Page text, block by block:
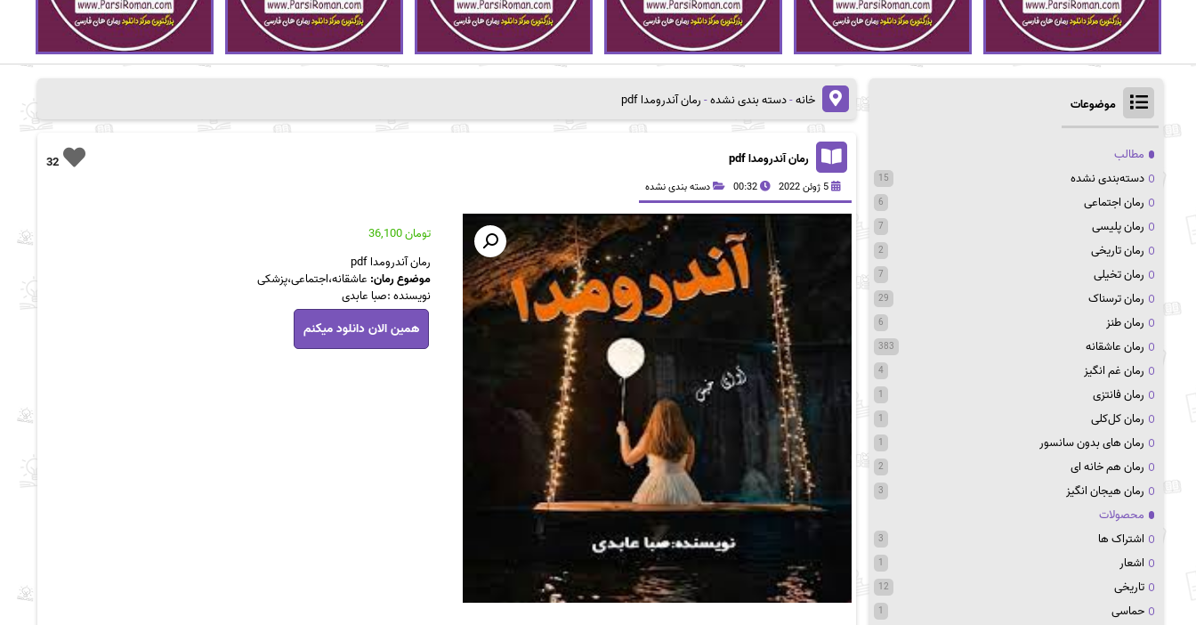
خانه-دسته بندی نشده-رمان آندرومدا pdf
32 رمان آندرومدا pdf
5 ژوئن 2022 00:32 دسته بندی نشده
تومان36,100
رمان آندرومدا pdf
موضوع رمان: عاشقانه،اجتماعی،پزشکی
نویسنده :صبا عابدی
رمان
آندرومدا
pdf
همین الان دانلود میکنم
موضوعات
مطالب
دسته‌بندی نشده
15
رمان اجتماعی 6
رمان پلیسی 7
رمان تاریخی 2
رمان تخیلی 7
رمان ترسناک 29
رمان طنز 6
رمان عاشقانه 383
رمان غم انگیز 4
رمان فانتزی 1
رمان کل‌کلی 1
رمان های بدون سانسور 1
رمان هم خانه ای 2
رمان هیجان انگیز 3
محصولات
اشتراک ها
3
اشعار 1
تاریخی 12
حماسی 1